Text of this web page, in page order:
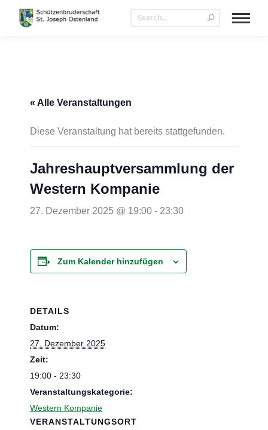
« Alle Veranstaltungen
Diese Veranstaltung hat bereits stattgefunden.
Jahreshauptversammlung der
Western Kompanie
27. Dezember 2025 @ 19:00 - 23:30
Zum Kalender hinzufügen
DETAILS
Datum:
27. Dezember 2025
Zeit:
19:00 - 23:30
Veranstaltungskategorie:
Western Kompanie
VERANSTALTUNGSORT